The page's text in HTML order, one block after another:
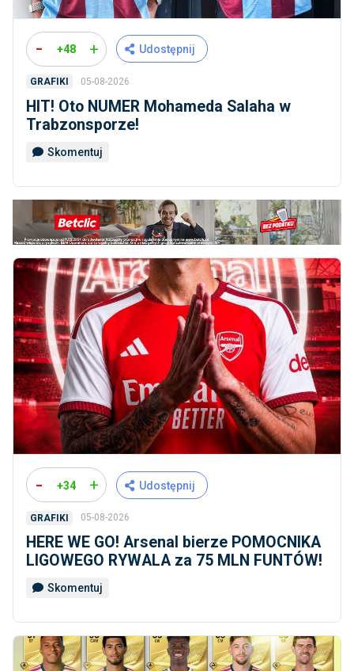
- +48 + Udostępnij
GRAFIKI 05-08-2026
HIT! Oto NUMER Mohameda Salaha w
Trabzonsporze!
Skomentuj
- +34 + Udostępnij
GRAFIKI 05-08-2026
HERE WE GO! Arsenal bierze POMOCNIKA
LIGOWEGO RYWALA za 75 MLN FUNTÓW!
Skomentuj